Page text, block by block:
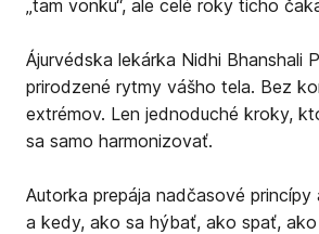
„tam vonku“, ale celé roky ticho
Ájurvédska lekárka Nidhi Bhanshali
prirodzené rytmy vášho tela. Bez
extrémov. Len jednoduché kroky,
sa samo harmonizovať.
Autorka prepája nadčasové
a kedy, ako sa hýbať, ako spať,